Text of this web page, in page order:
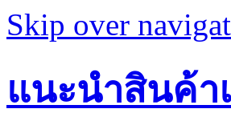
Skip over
แนะนำสินค้า